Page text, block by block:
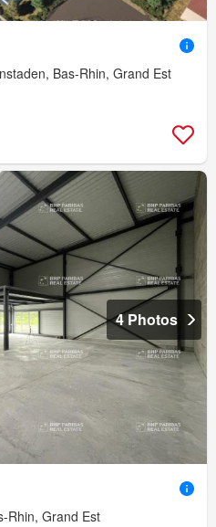
Bas-Rhin, Grand Est
4 Photos
Rhin, Grand Est